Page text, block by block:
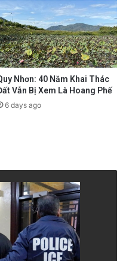
Nhơn: 40 Năm Khai Thác
Vẫn Bị Xem Là Hoang Phế
6 days ago